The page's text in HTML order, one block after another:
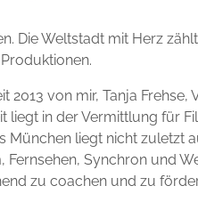
Die Weltstadt mit Herz
2013 von mir, Tanja
liegt in der Vermittlung für
München liegt nicht zuletzt
Fernsehen, Synchron und
zu coachen und zu